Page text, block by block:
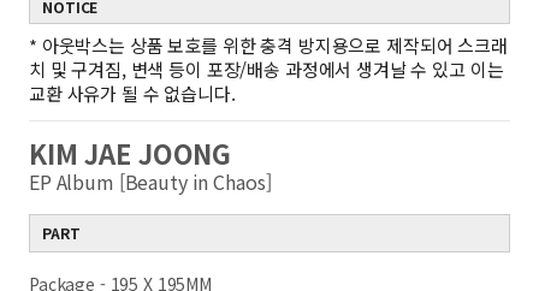
NOTICE
* 아웃박스는 상품 보호를 위한 충격 방지용으로 제작되어 스크래
치 및 구겨짐, 변색 등이 포장/배송 과정에서 생겨날 수 있고 이는
교환 사유가 될 수 없습니다.
KIM JAE JOONG
EP Album [Beauty in Chaos]
PART
Package - 195 X 195MM